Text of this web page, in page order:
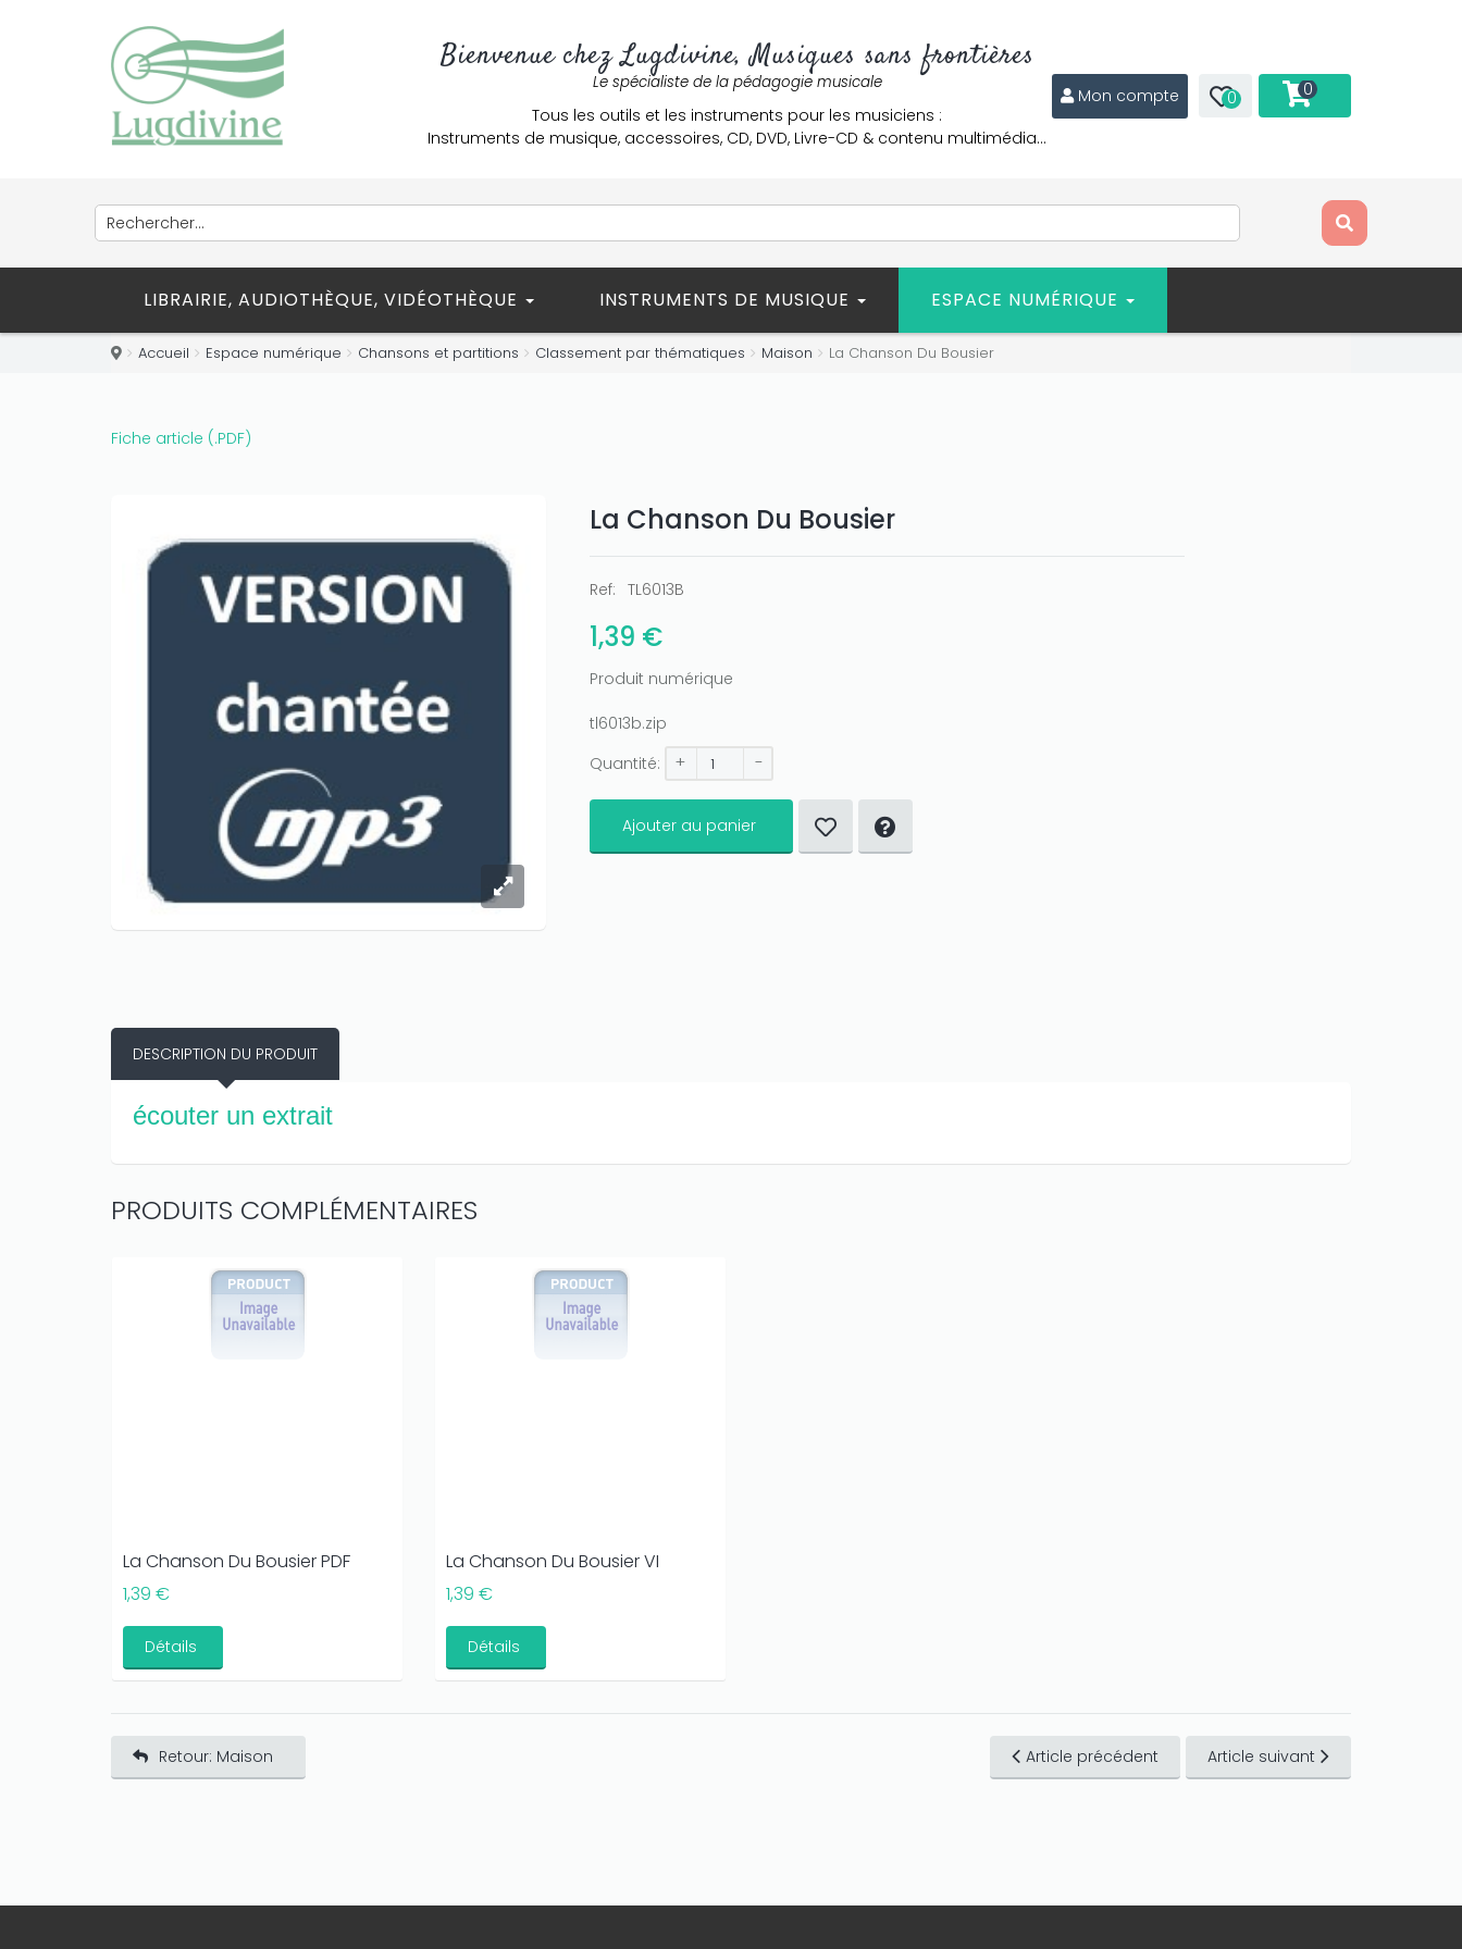
Bienvenue chez Lugdivine, Musiques sans frontières
Le spécialiste de la pédagogie musicale
Tous les outils et les instruments pour les musiciens :
Instruments de musique, accessoires, CD, DVD, Livre-CD & contenu multimédia…
Mon compte 0 0
LIBRAIRIE, AUDIOTHÈQUE, VIDÉOTHÈQUE INSTRUMENTS DE MUSIQUE ESPACE NUMÉRIQUE
Accueil Espace numérique Chansons et partitions Classement par thématiques Maison La Chanson Du Bousier
Fiche article (.PDF)
La Chanson Du Bousier
Ref: TL6013B
1,39 €
Produit numérique
tl6013b.zip
Quantité:
+ -
Ajouter au panier
DESCRIPTION DU PRODUIT
écouter un extrait
PRODUITS COMPLÉMENTAIRES
La Chanson Du Bousier PDF
1,39 €
Détails
La Chanson Du Bousier VI
1,39 €
Détails
Retour: Maison Article précédent Article suivant